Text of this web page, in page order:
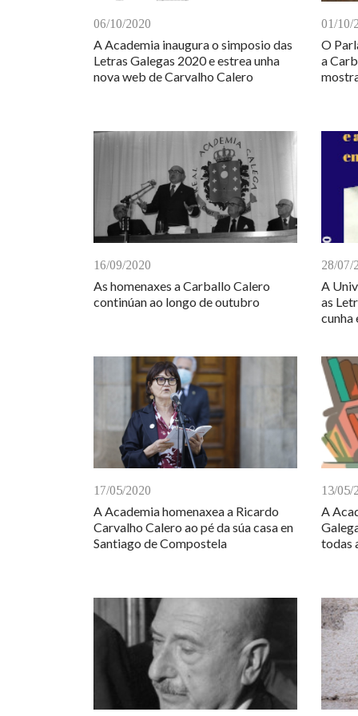
06/10/2020
A Academia inaugura o simposio das
Letras Galegas 2020 e estrea unha
nova web de Carvalho Calero
01/10/
O
a
16/09/2020
As homenaxes a Carballo Calero
continúan ao longo de outubro
28/07/
A
as
cunha
17/05/2020
A Academia homenaxea a Ricardo
Carvalho Calero ao pé da súa casa en
Santiago de Compostela
13/05/
A
todas